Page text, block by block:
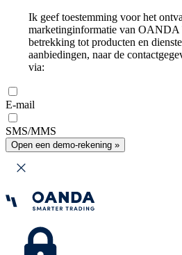
Ik geef toestemming voor het
marketinginformatie van
betrekking tot producten en
aanbiedingen, naar de
via:
E-mail
SMS/MMS
Open een demo-rekening »